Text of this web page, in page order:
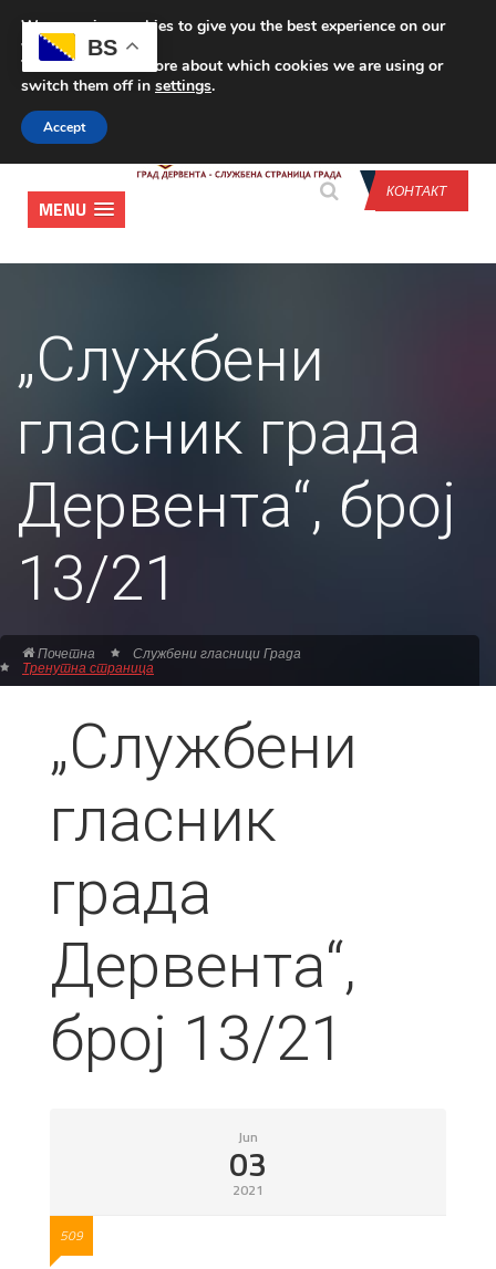
CONTACT US
КОНТАКТ
MENU
„Службени
гласник града
Дервента“, број
13/21
Почетна Службени гласници Града
Тренутна страница
„Службени
гласник
града
Дервента“,
број 13/21
Jun
03
2021
509
BS
We are using cookies to give you the best experience on our
website.
You can find out more about which cookies we are using or
switch them off in settings.
Accept